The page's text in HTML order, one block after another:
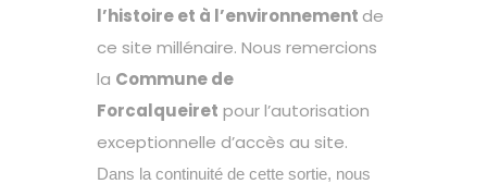
l’histoire et à l’environnement de
ce site millénaire. Nous remercions
la Commune de
Forcalqueiret pour l’autorisation
exceptionnelle d’accès au site.
Dans la continuité de cette sortie, nous